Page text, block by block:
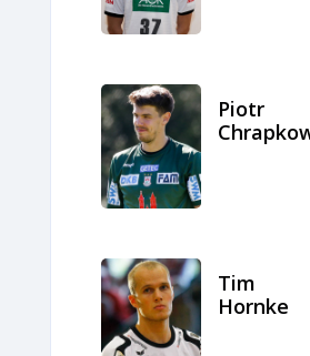
Piotr
Tim
Hornke